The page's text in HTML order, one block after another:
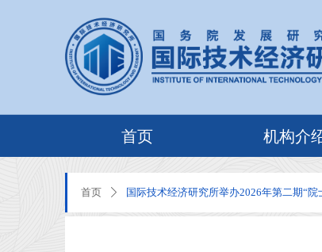
首页 机构介
首页 ꄲ 国际技术经济研究所举办2026年第二期“院